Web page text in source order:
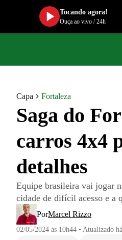
Capa Fortaleza
Saga do
carros 4x4
detalhes
Equipe brasileira vai jogar
cidade de difícil acesso e a
PorMarcel Rizzo
02/05/2024 às 10h44 • Atualizado
Tocando agora!
Ouça ao vivo/24h